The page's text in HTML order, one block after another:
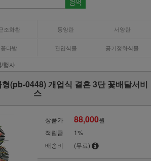
조화환 동양란 서양란
꽃다발 관엽식물 공기정화식물
행사
(pb-0448) 개업식 결혼 3단 꽃배달서비
스
상품가 88,000원
적립금
1%
배송비
(무료)